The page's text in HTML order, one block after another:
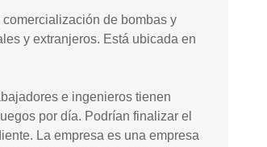
de bombas y
y extranjeros. Está ubicada en
e ingenieros tienen
por día. Podrían finalizar el
La empresa es una empresa